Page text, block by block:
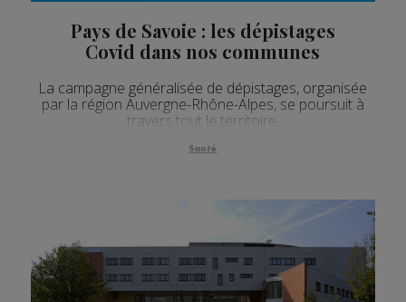
Pays de Savoie : les dépistages
Covid dans nos communes
La campagne généralisée de dépistages, organisée
par la région Auvergne-Rhône-Alpes, se poursuit à
travers tout le territoire.
Santé